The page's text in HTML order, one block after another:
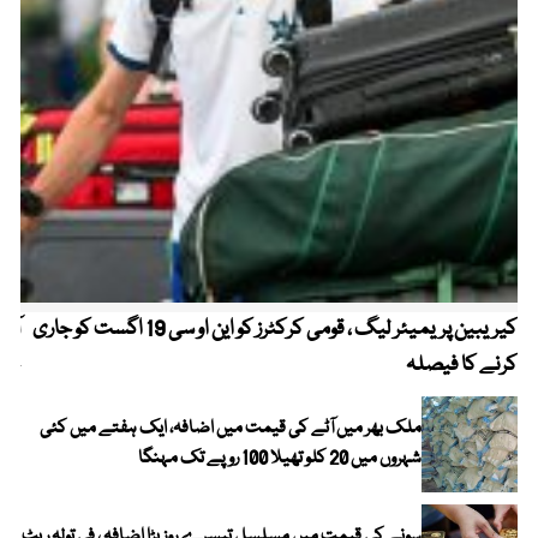
کیریبین پریمیئر لیگ ، قومی کرکٹرز کو این او سی 19 اگست کو جاری
کرنے کا فیصلہ
ملک بھر میں آٹے کی قیمت میں اضافہ، ایک ہفتے میں کئی
شہروں میں 20 کلو تھیلا 100 روپے تک مہنگا